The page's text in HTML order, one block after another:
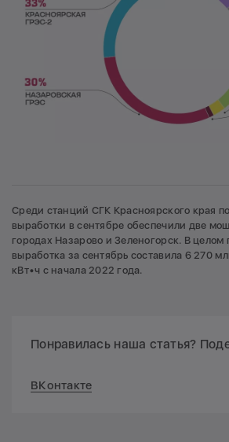
Среди станций СГК Красноярского края
выработки в сентябре обеспечили две
городах Назарово и Зеленогорск. В
выработка за сентябрь составила 6 270
кВт•ч с начала 2022 года.
Понравилась наша статья?
ВКонтакте